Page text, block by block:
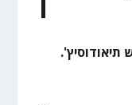
תיאודוסיץ'.